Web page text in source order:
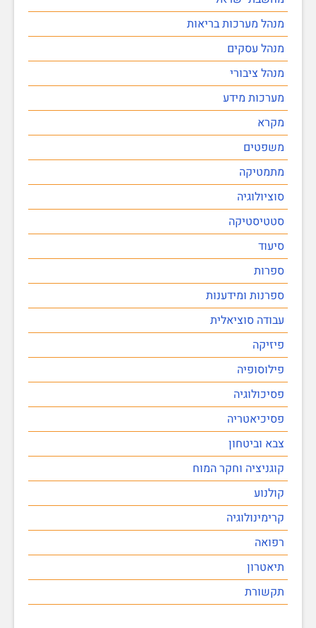
מנהל מערכות בריאות
מנהל עסקים
מנהל ציבורי
מערכות מידע
מקרא
משפטים
מתמטיקה
סוציולוגיה
סטטיסטיקה
סיעוד
ספרות
ספרנות ומידענות
עבודה סוציאלית
פיזיקה
פילוסופיה
פסיכולוגיה
פסיכיאטריה
צבא וביטחון
קוגניציה וחקר המוח
קולנוע
קרימינולוגיה
רפואה
תיאטרון
תקשורת